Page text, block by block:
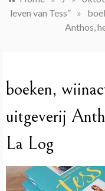
leven van Tess” »
Anthos,
boeken,
uitgeverij
La Log